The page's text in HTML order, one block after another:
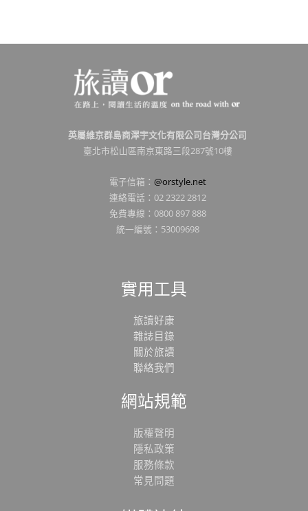
英屬維京群島商澤宇文化有限公司台灣分公司
臺北市松山區南京東路三段287號10樓
電子信箱： @orstyle.net
連絡電話：02 2322 2812
免費專線：0800 897 888
統一編號：53009698
實用工具
旅讀好康
雜誌目錄
關於旅讀
聯絡我們
網站規範
版權聲明
隱私政策
服務條款
常見問題